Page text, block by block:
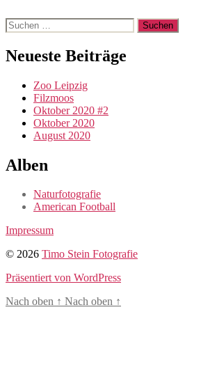
Suchen
nach:
Neueste Beiträge
Zoo Leipzig
Filzmoos
Oktober 2020 #2
Oktober 2020
August 2020
Alben
Naturfotografie
American Football
Impressum
© 2026 Timo Stein Fotografie
Präsentiert von WordPress
Nach oben ↑ Nach oben ↑